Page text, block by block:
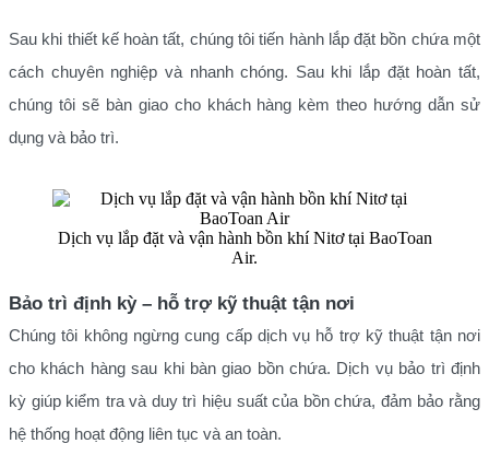
Sau khi thiết kế hoàn tất, chúng tôi tiến hành lắp đặt bồn chứa một
cách chuyên nghiệp và nhanh chóng. Sau khi lắp đặt hoàn tất,
chúng tôi sẽ bàn giao cho khách hàng kèm theo hướng dẫn sử
dụng và bảo trì.
Dịch vụ lắp đặt và vận hành bồn khí Nitơ tại BaoToan
Air.
Bảo trì định kỳ – hỗ trợ kỹ thuật tận nơi
Chúng tôi không ngừng cung cấp dịch vụ hỗ trợ kỹ thuật tận nơi
cho khách hàng sau khi bàn giao bồn chứa. Dịch vụ bảo trì định
kỳ giúp kiểm tra và duy trì hiệu suất của bồn chứa, đảm bảo rằng
hệ thống hoạt động liên tục và an toàn.